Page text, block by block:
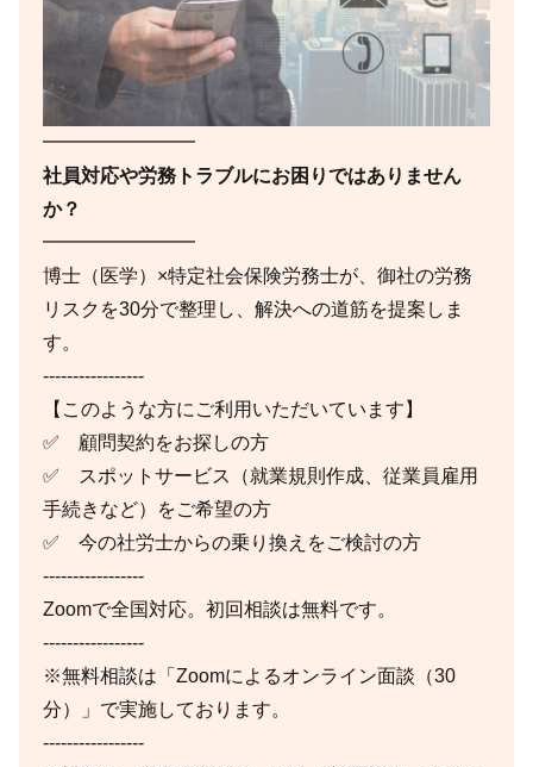
━━━━━━━━
社員対応や労務トラブルにお困りではありません
か？
━━━━━━━━
博士（医学）×特定社会保険労務士が、御社の労務
リスクを30分で整理し、解決への道筋を提案しま
す。
-----------------
【このような方にご利用いただいています】
✅ 顧問契約をお探しの方
✅ スポットサービス（就業規則作成、従業員雇用
手続きなど）をご希望の方
✅ 今の社労士からの乗り換えをご検討の方
-----------------
Zoomで全国対応。初回相談は無料です。
-----------------
※無料相談は「Zoomによるオンライン面談（30
分）」で実施しております。
-----------------